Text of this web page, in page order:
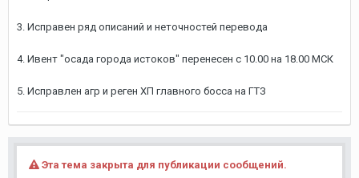
3. Исправен ряд описаний и неточностей перевода
4. Ивент "осада города истоков" перенесен с 10.00 на 18.00 МСК
5. Исправлен агр и реген ХП главного босса на ГТЗ
Эта тема закрыта для публикации сообщений.